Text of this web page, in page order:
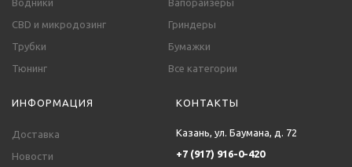
Водники
Вапорайзеры
CBD и микродозинг
Гриндеры
Трубки
Бумажки
Тюнинг
Все категории
ИНФОРМАЦИЯ
Доставка
Новости
КОНТАКТЫ
Казань, ул. Баумана, д. 72
+7 (917) 916-0-420